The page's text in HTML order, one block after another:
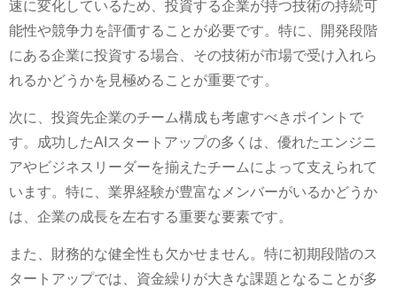
速に変化しているため、投資する企業が持つ技術の持続可
能性や競争力を評価することが必要です。特に、開発段階
にある企業に投資する場合、その技術が市場で受け入れら
れるかどうかを見極めることが重要です。
次に、投資先企業のチーム構成も考慮すべきポイントで
す。成功したAIスタートアップの多くは、優れたエンジニ
アやビジネスリーダーを揃えたチームによって支えられて
います。特に、業界経験が豊富なメンバーがいるかどうか
は、企業の成長を左右する重要な要素です。
また、財務的な健全性も欠かせません。特に初期段階のス
タートアップでは、資金繰りが大きな課題となることが多